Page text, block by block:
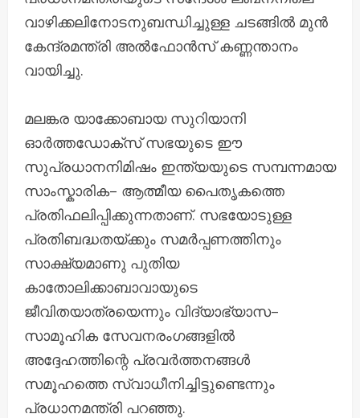
വാഴിക്കലിനോടനുബന്ധിച്ചുള്ള ചടങ്ങിൽ മുൻ
കേന്ദ്രമന്ത്രി അൽഫോൻസ് കണ്ണന്താനം
വായിച്ചു.
മലങ്കര യാക്കോബായ സുറിയാനി
ഓർത്തഡോക്സ് സഭയുടെ ഈ
സുപ്രധാനനിമിഷം ഇന്ത്യയുടെ സമ്പന്നമായ
സാംസ്കാരിക– ആത്മീയ പൈതൃകത്തെ
പ്രതിഫലിപ്പിക്കുന്നതാണ്. സഭയോടുള്ള
പ്രതിബദ്ധതയ്ക്കും സമർപ്പണത്തിനും
സാക്ഷ്യമാണു പുതിയ
കാതോലിക്കാബാവായുടെ
ജീവിതയാത്രയെന്നും വിദ്യാഭ്യാസ–
സാമൂഹിക സേവനരംഗങ്ങളിൽ
അദ്ദേഹത്തിന്റെ പ്രവർത്തനങ്ങൾ
സമൂഹത്തെ സ്വാധീനിച്ചിട്ടുണ്ടെന്നും
പ്രധാനമന്ത്രി പറഞ്ഞു.